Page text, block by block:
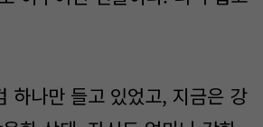
하나만 들고 있었고, 지금은 강